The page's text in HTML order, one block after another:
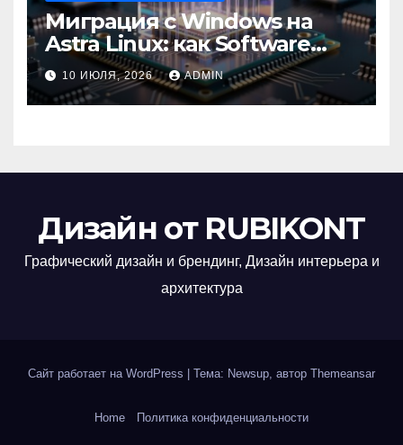
Миграция с Windows на
Astra Linux: как Software
Group успешно перешла на
отечественную ОС
10 ИЮЛЯ, 2026 ADMIN
Дизайн от RUBIKONT
Графический дизайн и брендинг, Дизайн интерьера и
архитектура
Сайт работает на WordPress Тема: Newsup, автор Themeansar
Home Политика конфиденциальности